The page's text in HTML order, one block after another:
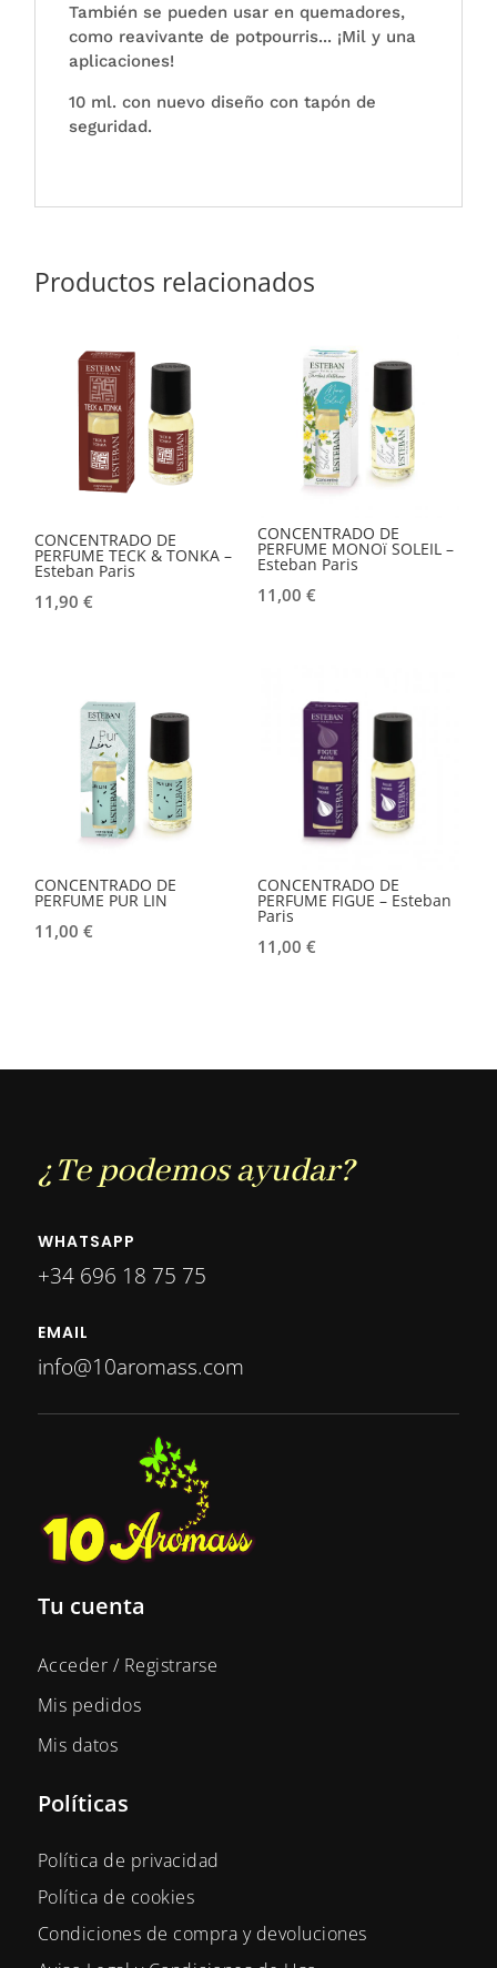
También se pueden usar en quemadores,
como reavivante de potpourris... ¡Mil y una
aplicaciones!
10 ml. con nuevo diseño con tapón de
seguridad.
Productos relacionados
CONCENTRADO DE
PERFUME TECK & TONKA –
Esteban Paris
11,90€
CONCENTRADO DE
PERFUME MONOï SOLEIL –
Esteban Paris
11,00 €
CONCENTRADO DE
PERFUME PUR LIN
11,00€
CONCENTRADO DE
PERFUME FIGUE – Esteban
Paris
11,00 €
¿Te podemos ayudar?
WHATSAPP
+34 696 18 75 75
EMAIL
info@10aromass.com
Tu cuenta
Acceder / Registrarse
Mis pedidos
Mis datos
Políticas
Política de privacidad
Política de cookies
Condiciones de compra y devoluciones